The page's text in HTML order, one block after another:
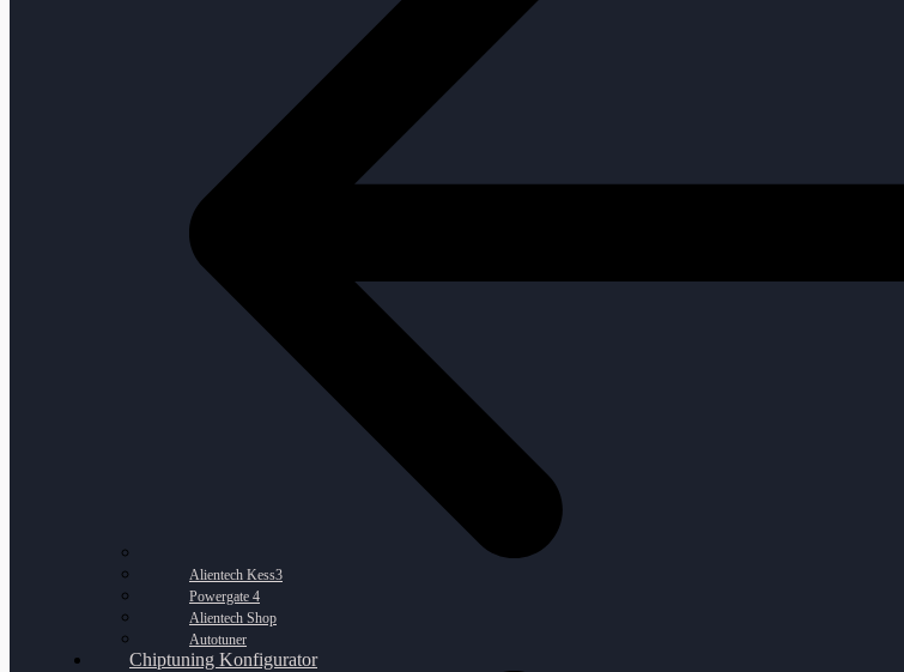
Alientech Kess3
Powergate 4
Alientech Shop
Autotuner
Chiptuning Konfigurator